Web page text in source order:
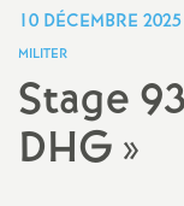
10 DÉCEMBRE 2025
MILITER
Stage
DHG»